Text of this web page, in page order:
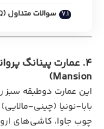
سوالات متداول (FAQ)
Mansion)
این عمارت دوطبقه سبز
چوب جاوا، کاشی‌های